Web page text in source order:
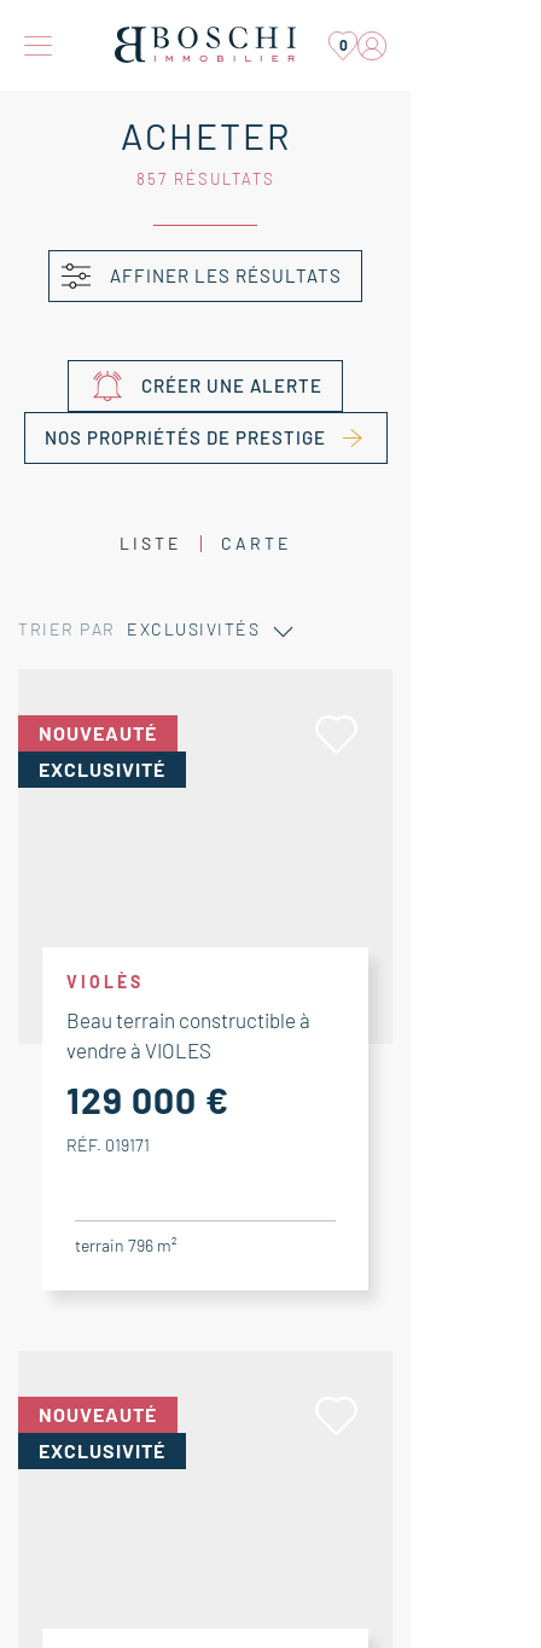
0
ACHETER
857 RÉSULTATS
AFFINER LES RÉSULTATS
CRÉER UNE ALERTE
NOS PROPRIÉTÉS DE PRESTIGE
LISTE CARTE
TRIER PAR EXCLUSIVITÉS
NOUVEAUTÉ
EXCLUSIVITÉ
VIOLÈS
Beau terrain constructible à
vendre à VIOLES
129 000 €
RÉF. 019171
terrain 796 m²
NOUVEAUTÉ
EXCLUSIVITÉ